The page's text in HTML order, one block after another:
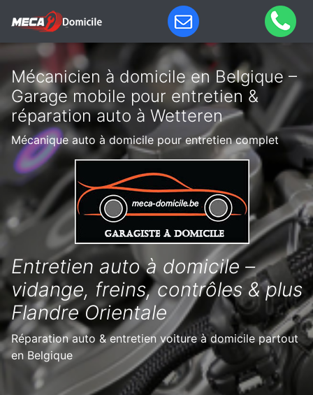
Mécanicien à domicile en Belgique –
Garage mobile pour entretien &
réparation auto à Wetteren
Mécanique auto à domicile pour entretien complet
Entretien auto à domicile –
vidange, freins, contrôles & plus
Flandre Orientale
Réparation auto & entretien voiture à domicile partout
en Belgique